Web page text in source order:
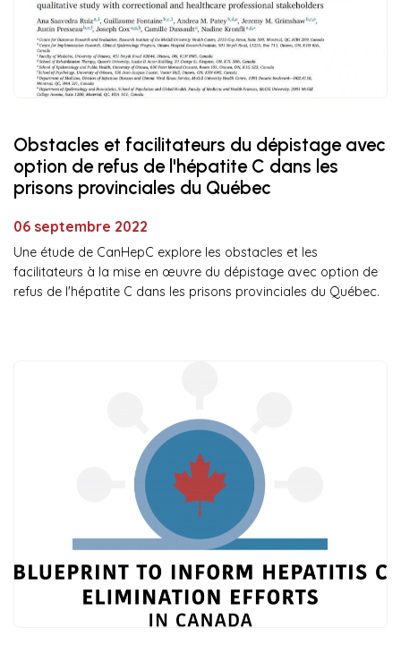
Obstacles et facilitateurs du dépistage avec
option de refus de l'hépatite C dans les
prisons provinciales du Québec
06 septembre 2022
Une étude de CanHepC explore les obstacles et les
facilitateurs à la mise en œuvre du dépistage avec option de
refus de l'hépatite C dans les prisons provinciales du Québec.